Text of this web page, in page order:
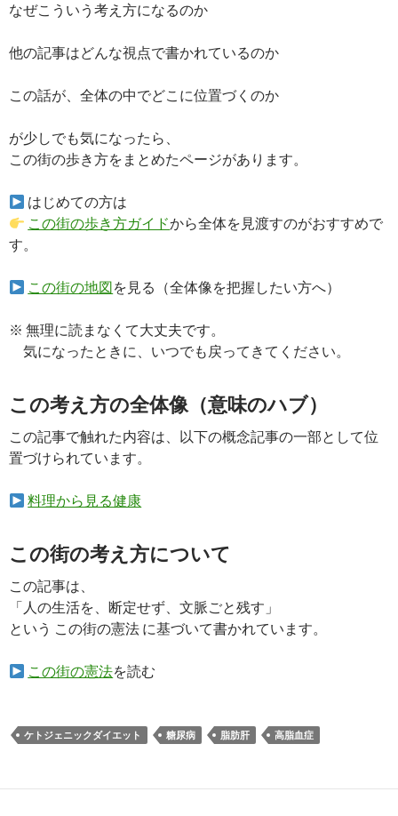
なぜこういう考え方になるのか
他の記事はどんな視点で書かれているのか
この話が、全体の中でどこに位置づくのか
が少しでも気になったら、
この街の歩き方をまとめたページがあります。
はじめての方は
この街の歩き方ガイドから全体を見渡すのがおすすめで
す。
この街の地図を見る（全体像を把握したい方へ）
※ 無理に読まなくて大丈夫です。
気になったときに、いつでも戻ってきてください。
この考え方の全体像（意味のハブ）
この記事で触れた内容は、以下の概念記事の一部として位
置づけられています。
料理から見る健康
この街の考え方について
この記事は、
「人の生活を、断定せず、文脈ごと残す」
という この街の憲法 に基づいて書かれています。
この街の憲法を読む
ケトジェニックダイエット 糖尿病 脂肪肝 高脂血症